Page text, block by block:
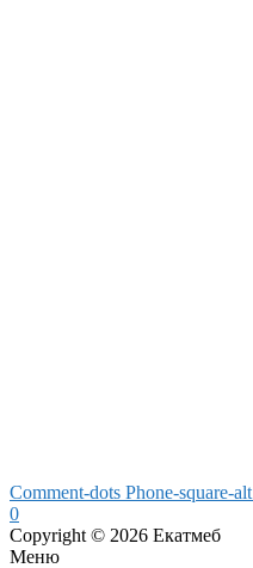
Comment-dots Phone-square-alt
0
Copyright © 2026 Екатмеб
Меню